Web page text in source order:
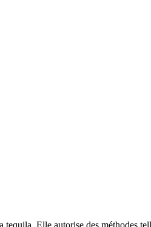
Elle autorise des méthodes